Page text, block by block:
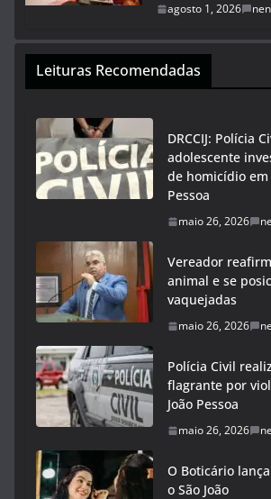
agosto 1, 2026
Leituras Recomendadas
DRCCIJ: Polícia
adolescente
de homicídio em
Pessoa
maio 26, 2026
Vereador
animal e se
vaquejadas
maio 26, 2026
Polícia Civil
flagrante por
João Pessoa
maio 26, 2026
O Boticário
o São João